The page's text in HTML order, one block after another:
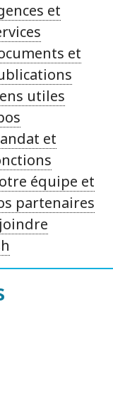
et
et
utiles
et
équipe et
partenaires